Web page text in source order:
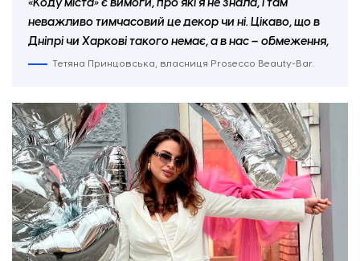
«Коду міста» є вимоги, про які я не знала, і там
неважливо тимчасовий це декор чи ні. Цікаво, що в
Дніпрі чи Харкові такого немає, а в нас– обмеження,
Тетяна Принцовська, власниця Prosecco Beauty-Bar.